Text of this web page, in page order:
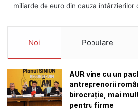
miliarde de euro din cauza întârzierilor
Noi Populare
AUR vine cu un
antreprenorii
birocrație, mai
pentru firme